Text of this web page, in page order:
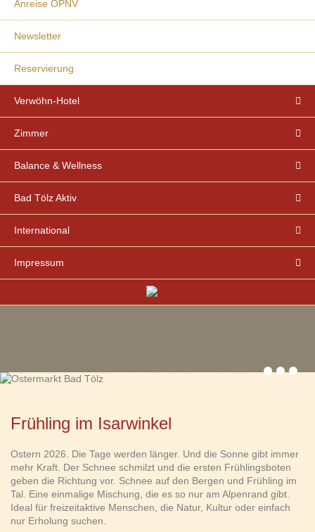
Anreise ÖPNV
Newsletter
Reservierung
Verwöhn-Hotel
Zimmer
Balance & Wellness
Bad Tölz Aktiv
International
Impressum
Frühling im Isarwinkel
Ostern 2026. Die Tage werden länger. Und die Sonne gibt immer
mehr Kraft. Der Schnee schmilzt und die ersten Frühlingsboten
geben die Richtung vor. Schnee auf den Bergen und Frühling im
Tal. Eine einmalige Mischung, die es so nur am Alpenrand gibt.
Ideal für freizeitaktive Menschen, die Natur, Kultur oder einfach
nur Erholung suchen.